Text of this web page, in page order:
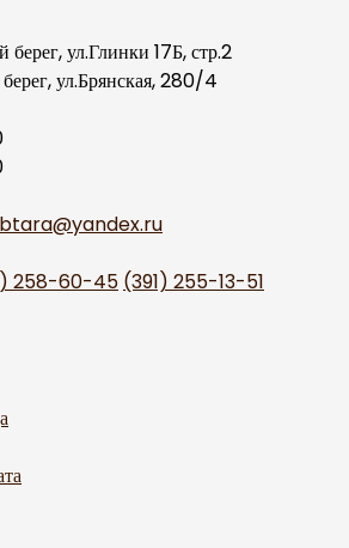
ул.Глинки 17Б, стр.2
ул.Брянская, 280/4
258-60-45 (391) 255-13-51